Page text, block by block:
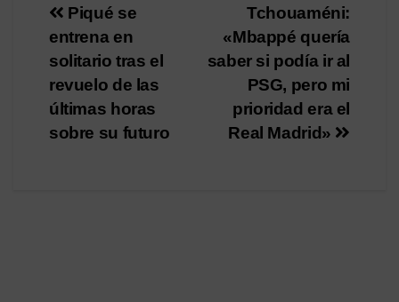
Navegación
de
entradas
Tchouaméni:
«Mbappé quería
saber si podía ir al
PSG, pero mi
prioridad era el
Real Madrid»
Piqué se
entrena en
solitario tras el
revuelo de las
últimas horas
sobre su futuro